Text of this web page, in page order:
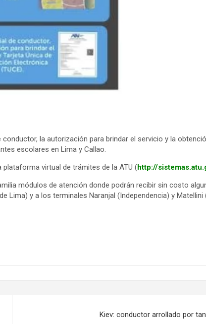
la autorización para brindar el servicio y la
escolares en Lima y Callao.
virtual de trámites de la ATU (http://
módulos de atención donde podrán recibir sin costo
Lima) y a los terminales Naranjal (Independencia) y
Kiev: conductor arrollado por